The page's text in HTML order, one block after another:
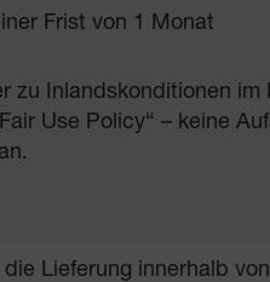
Frist von 1 Monat
zu Inlandskonditionen im
Use Policy“ – keine
Lieferung innerhalb